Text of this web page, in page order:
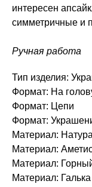
интересен
симметричные и
Ручная работа
Тип изделия:
Формат: На
Формат: Цепи
Формат:
Материал:
Материал:
Материал:
Материал: Галька